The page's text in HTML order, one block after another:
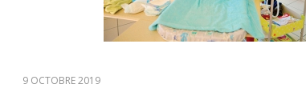
9 OCTOBRE 2019